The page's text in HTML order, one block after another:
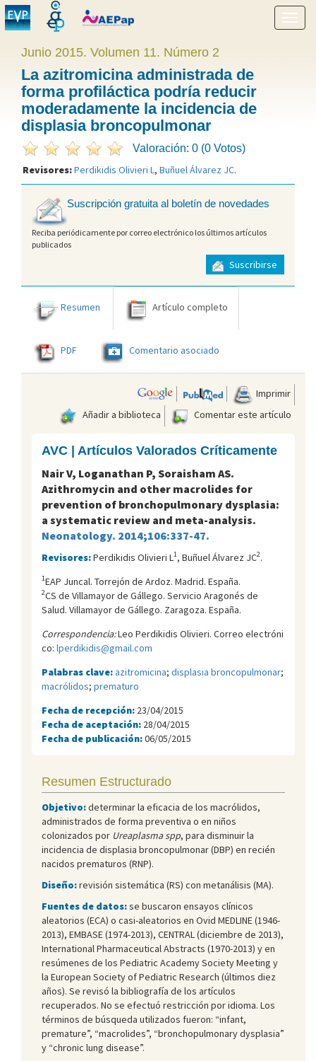
menú
Junio 2015. Volumen 11. Número 2
La azitromicina administrada de
forma profiláctica podría reducir
moderadamente la incidencia de
displasia broncopulmonar
Valoración: 0 (0 Votos)
Revisores:Perdikidis Olivieri L, Buñuel Álvarez JC.
Suscripción gratuita al boletín de novedades
Reciba periódicamente por correo electrónico los últimos artículos
publicados
Suscribirse
Resumen Artículo completo
PDF Comentario asociado
Imprimir
Añadir a biblioteca
Comentar este artículo
AVC | Artículos Valorados Críticamente
Nair V, Loganathan P, Soraisham AS.
Azithromycin and other macrolides for
prevention of bronchopulmonary dysplasia:
a systematic review and meta-analysis.
Neonatology. 2014;106:337-47.
Revisores:Perdikidis Olivieri L 1, Buñuel Álvarez JC2.
1EAP Juncal. Torrejón de Ardoz. Madrid. España.
2CS de Villamayor de Gállego. Servicio Aragonés de
Salud. Villamayor de Gállego. Zaragoza. España.
Correspondencia:Leo Perdikidis Olivieri. Correo electróni
co: lperdikidis@gmail.com
Palabras clave:azitromicina; displasia broncopulmonar;
macrólidos; prematuro
Fecha de recepción: 23/04/2015
Fecha de aceptación: 28/04/2015
Fecha de publicación:06/05/2015
Resumen Estructurado
Objetivo:determinar la eficacia de los macrólidos,
administrados de forma preventiva o en niños
colonizados por Ureaplasma spp, para disminuir la
incidencia de displasia broncopulmonar (DBP) en recién
nacidos prematuros (RNP).
Diseño:revisión sistemática (RS) con metanálisis (MA).
Fuentes de datos:se buscaron ensayos clínicos
aleatorios (ECA) o casi-aleatorios en Ovid MEDLINE (1946-
2013), EMBASE (1974-2013), CENTRAL (diciembre de 2013),
International Pharmaceutical Abstracts (1970-2013) y en
resúmenes de los Pediatric Academy Society Meeting y
la European Society of Pediatric Research (últimos diez
años). Se revisó la bibliografía de los artículos
recuperados. No se efectuó restricción por idioma. Los
términos de búsqueda utilizados fueron: “infant,
premature”, “macrolides”, “bronchopulmonary dysplasia”
y “chronic lung disease”.